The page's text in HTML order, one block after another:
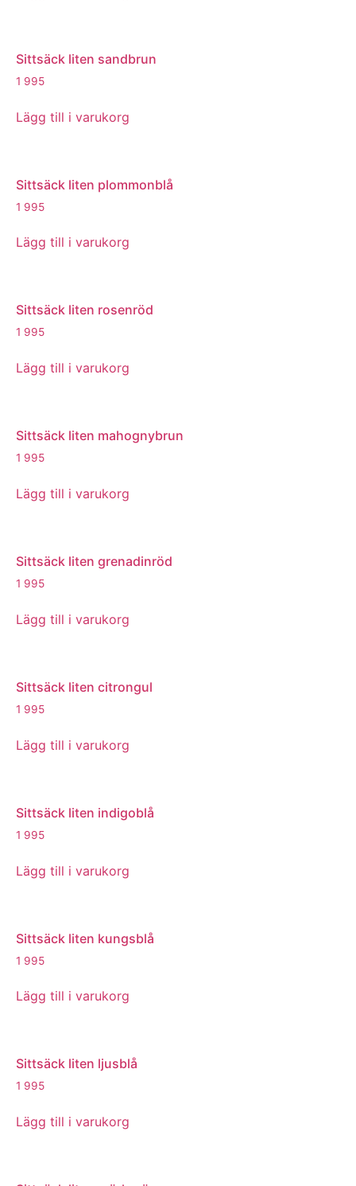
Sittsäck liten sandbrun
1 995
Lägg till i varukorg
Sittsäck liten plommonblå
1 995
Lägg till i varukorg
Sittsäck liten rosenröd
1 995
Lägg till i varukorg
Sittsäck liten mahognybrun
1 995
Lägg till i varukorg
Sittsäck liten grenadinröd
1 995
Lägg till i varukorg
Sittsäck liten citrongul
1 995
Lägg till i varukorg
Sittsäck liten indigoblå
1 995
Lägg till i varukorg
Sittsäck liten kungsblå
1 995
Lägg till i varukorg
Sittsäck liten ljusblå
1 995
Lägg till i varukorg